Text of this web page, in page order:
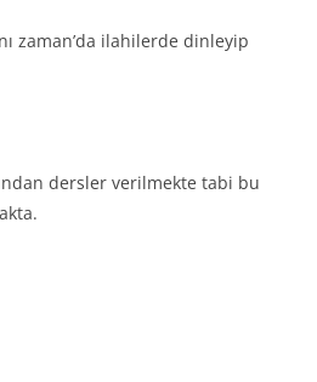
zaman’da ilahilerde dinleyip
dersler verilmekte tabi bu